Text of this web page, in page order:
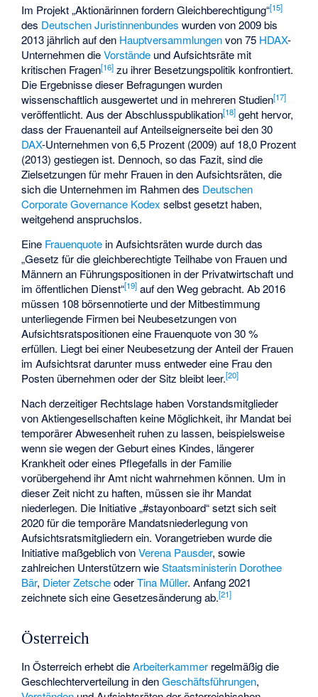
Im Projekt „Aktionärinnen fordern Gleichberechtigung“[15]
des Deutschen Juristinnenbundes wurden von 2009 bis
2013 jährlich auf den Hauptversammlungenvon 75 HDAX-
Unternehmen dieVorstände und Aufsichtsräte mit
kritischen Fragen[16] zu ihrer Besetzungspolitik konfrontiert.
Die Ergebnisse dieser Befragungen wurden
wissenschaftlich ausgewertet und in mehreren Studien[17]
veröffentlicht. Aus der Abschlusspublikation[18] geht hervor,
dass der Frauenanteil auf Anteilseignerseite bei den 30
DAX-Unternehmen von 6,5 Prozent (2009) auf 18,0 Prozent
(2013) gestiegen ist. Dennoch, so das Fazit, sind die
Zielsetzungen für mehr Frauen in den Aufsichtsräten, die
sich die Unternehmen im Rahmen des Deutschen
Corporate Governance Kodex selbst gesetzt haben,
weitgehend anspruchslos.
Eine Frauenquote in Aufsichtsräten wurde durch das
„Gesetz für die gleichberechtigte Teilhabe von Frauen und
Männern an Führungspositionen in der Privatwirtschaft und
im öffentlichen Dienst“[19] auf den Weg gebracht. Ab 2016
müssen 108 börsennotierte und der Mitbestimmung
unterliegende Firmen bei Neubesetzungen von
Aufsichtsratspositionen eine Frauenquote von 30 %
erfüllen. Liegt bei einer Neubesetzung der Anteil der Frauen
im Aufsichtsrat darunter muss entweder eine Frau den
Posten übernehmen oder der Sitz bleibt leer.[20]
Nach derzeitiger Rechtslage haben Vorstandsmitglieder
von Aktiengesellschaften keine Möglichkeit, ihr Mandat bei
temporärer Abwesenheit ruhen zu lassen, beispielsweise
wenn sie wegen der Geburt eines Kindes, längerer
Krankheit oder eines Pflegefalls in der Familie
vorübergehend ihr Amt nicht wahrnehmen können. Um in
dieser Zeit nicht zu haften, müssen sie ihr Mandat
niederlegen. Die Initiative „#stayonboard“ setzt sich seit
2020 für die temporäre Mandatsniederlegung von
Aufsichtsratsmitgliedern ein. Vorangetrieben wurde die
Initiative maßgeblich vonVerena Pausder, sowie
zahlreichen Unterstützern wieStaatsministerin Dorothee
Bär, Dieter ZetscheoderTina Müller. Anfang 2021
zeichnete sich eine Gesetzesänderung ab.[21]
Österreich
In Österreich erhebt dieArbeiterkammer regelmäßig die
Geschlechterverteilung in denGeschäftsführungen,